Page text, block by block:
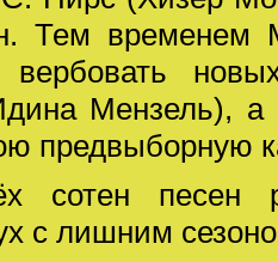
Тем временем
вербовать
Мензель),
предвыборную
сотен песен
с лишним